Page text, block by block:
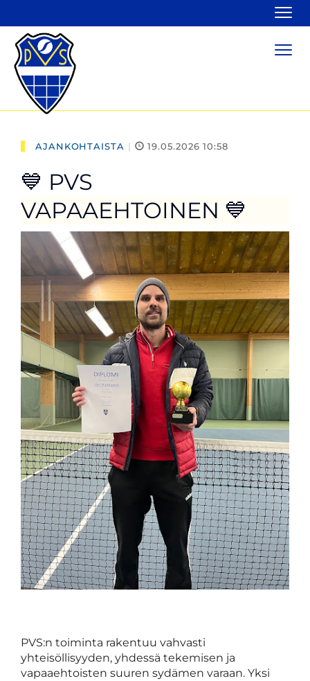
AJANKOHTAISTA | 19.05.2026 10:58
💙 PVS
VAPAAEHTOINEN 💙
PVS:n toiminta rakentuu vahvasti
yhteisöllisyyden, yhdessä tekemisen ja
vapaaehtoisten suuren sydämen varaan. Yksi